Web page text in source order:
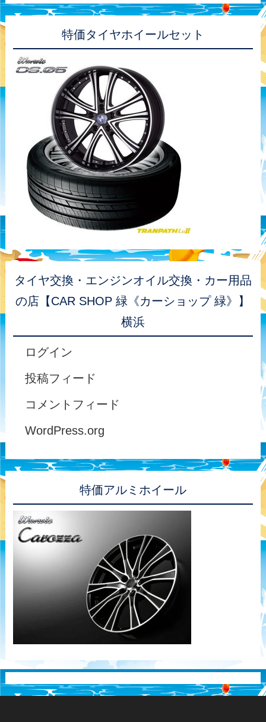
特価タイヤホイールセット
タイヤ交換・エンジンオイル交換・カー用品
の店【CAR SHOP 緑《カーショップ 緑》】
横浜
ログイン
投稿フィード
コメントフィード
WordPress.org
特価アルミホイール